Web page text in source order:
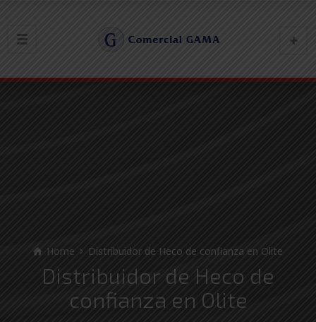
Home Distribuidor de Heco de confianza en Olite
Distribuidor de Heco de
confianza en Olite